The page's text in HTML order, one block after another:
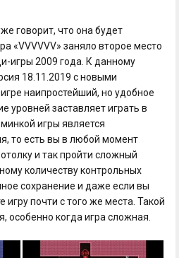
говорит, что она будет
«VVVVVV» заняло второе место
игры 2009 года. К данному
18.11.2019 с новыми
наипростейший, но удобное
уровней заставляет играть в
игры является
то есть вы в любой момент
и так пройти сложный
количеству контрольных
сохранение и даже если вы
игру почти с того же места. Такой
особенно когда игра сложная.